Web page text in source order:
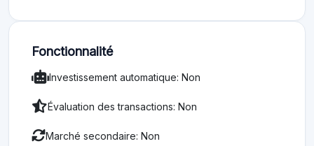
Fonctionnalité
Investissement automatique: Non
Évaluation des transactions: Non
Marché secondaire: Non